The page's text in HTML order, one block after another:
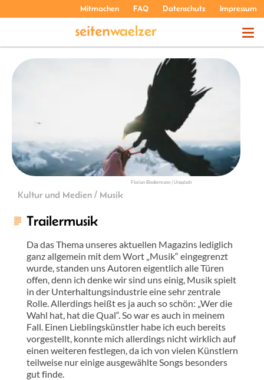
Mitmachen FAQ Datenschutz Impressum
PODCASTS
ÜBER UNS
Florian Biedermann | Unsplash
Kultur und Medien / Musik
Trailermusik
Da das Thema unseres aktuellen Magazins lediglich
ganz allgemein mit dem Wort „Musik“ eingegrenzt
wurde, standen uns Autoren eigentlich alle Türen
offen, denn ich denke wir sind uns einig, Musik spielt
in der Unterhaltungsindustrie eine sehr zentrale
Rolle. Allerdings heißt es ja auch so schön: „Wer die
Wahl hat, hat die Qual“. So war es auch in meinem
Fall. Einen Lieblingskünstler habe ich euch bereits
vorgestellt, konnte mich allerdings nicht wirklich auf
einen weiteren festlegen, da ich von vielen Künstlern
teilweise nur einige ausgewählte Songs besonders
gut finde.